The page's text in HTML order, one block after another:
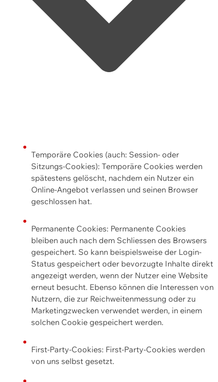
Temporäre Cookies (auch: Session- oder
Sitzungs-Cookies): Temporäre Cookies werden
spätestens gelöscht, nachdem ein Nutzer ein
Online-Angebot verlassen und seinen Browser
geschlossen hat.
Permanente Cookies: Permanente Cookies
bleiben auch nach dem Schliessen des Browsers
gespeichert. So kann beispielsweise der Login-
Status gespeichert oder bevorzugte Inhalte direkt
angezeigt werden, wenn der Nutzer eine Website
erneut besucht. Ebenso können die Interessen von
Nutzern, die zur Reichweitenmessung oder zu
Marketingzwecken verwendet werden, in einem
solchen Cookie gespeichert werden.
First-Party-Cookies: First-Party-Cookies werden
von uns selbst gesetzt.